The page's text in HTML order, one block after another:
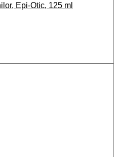
Epi-Otic, 125 ml